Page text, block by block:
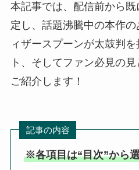
本記事では、配信前から
定し、話題沸騰中の本作
ィザースプーンが太鼓判
ト、そしてファン必見の
ご紹介します！
記事の内容
※各項目は“目次”から